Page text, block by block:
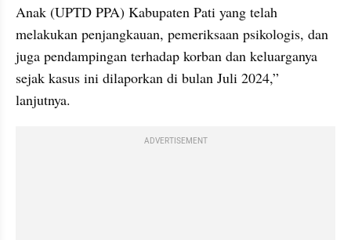
Anak (UPTD PPA) Kabupaten Pati yang telah
melakukan penjangkauan, pemeriksaan psikologis, dan
juga pendampingan terhadap korban dan keluarganya
sejak kasus ini dilaporkan di bulan Juli 2024,”
lanjutnya.
ADVERTISEMENT